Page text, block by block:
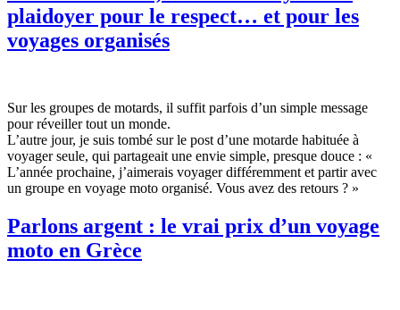
plaidoyer pour le respect… et pour les
voyages organisés
Sur les groupes de motards, il suffit parfois d’un simple message
pour réveiller tout un monde.
L’autre jour, je suis tombé sur le post d’une motarde habituée à
voyager seule, qui partageait une envie simple, presque douce : «
L’année prochaine, j’aimerais voyager différemment et partir avec
un groupe en voyage moto organisé. Vous avez des retours ? »
Parlons argent : le vrai prix d’un voyage
moto en Grèce